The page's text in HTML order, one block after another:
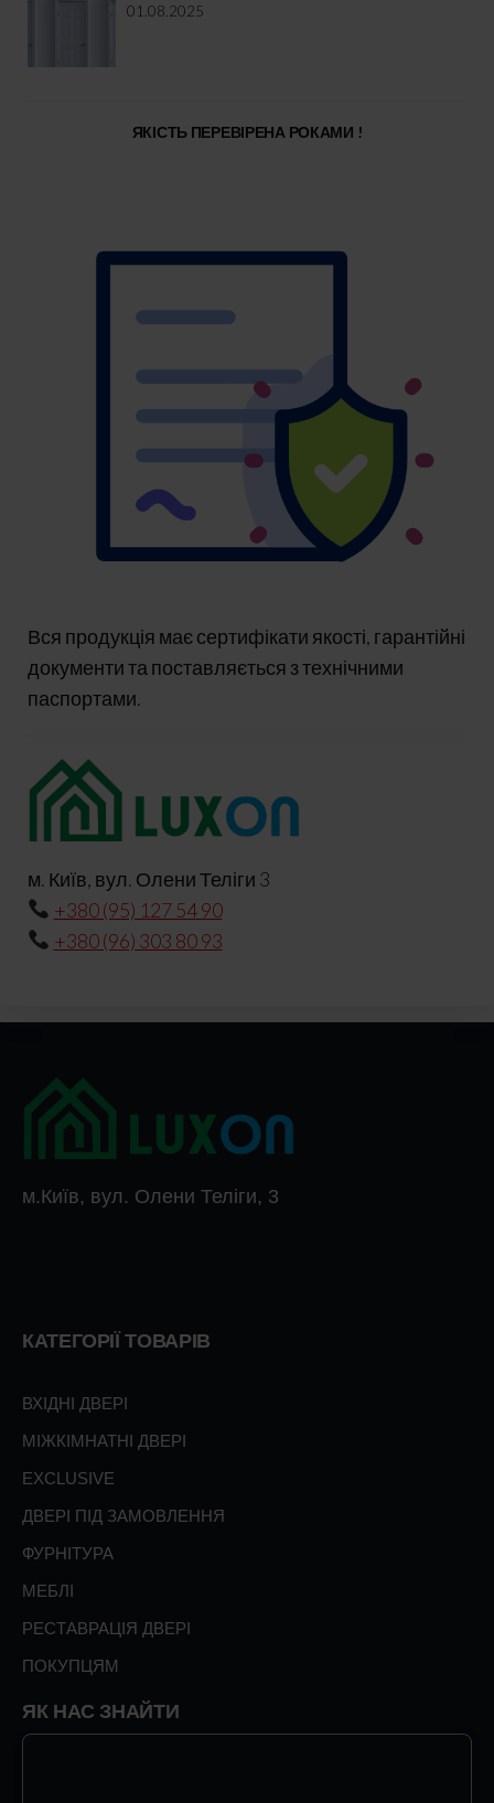
01.08.2025
ЯКІСТЬ ПЕРЕВІРЕНА РОКАМИ !
Вся продукція має сертифікати якості, гарантійні
документи та поставляється з технічними
паспортами.
м. Київ, вул. Олени Теліги 3
+380 (95) 127 54 90
+380 (96) 303 80 93
м.Київ, вул. Олени Теліги, 3
КАТЕГОРІЇ ТОВАРІВ
ВХІДНІ ДВЕРІ
МІЖКІМНАТНІ ДВЕРІ
EXCLUSIVE
ДВЕРІ ПІД ЗАМОВЛЕННЯ
ФУРНІТУРА
МЕБЛІ
РЕСТАВРАЦІЯ ДВЕРІ
ПОКУПЦЯМ
ЯК НАС ЗНАЙТИ